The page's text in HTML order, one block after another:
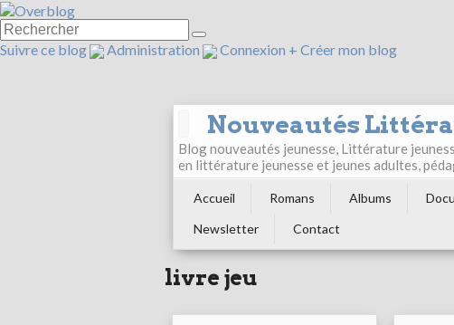
Suivre ce blog Administration Connexion + Créer mon blog
Nouveautés
Blog nouveautés jeunesse, Littérature
en littérature jeunesse et jeunes adultes,
Accueil Romans Albums
Newsletter
Contact
livre jeu